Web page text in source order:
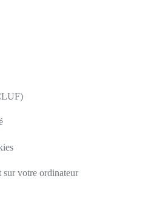
sur votre ordinateur